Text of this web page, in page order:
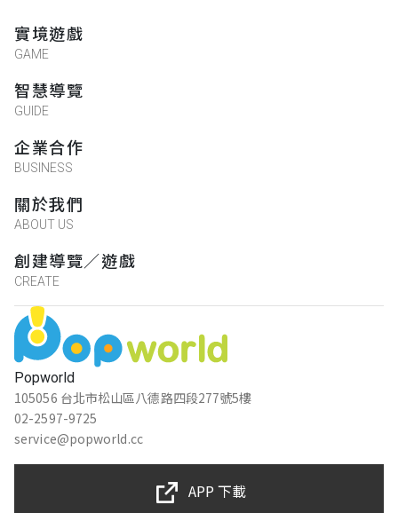
Popworld
105056 台北市松山區八德路四段277號5樓
02-2597-9725
service@popworld.cc
實境遊戲
GAME
智慧導覽
GUIDE
企業合作
BUSINESS
關於我們
ABOUT US
創建導覽／遊戲
CREATE
APP 下載